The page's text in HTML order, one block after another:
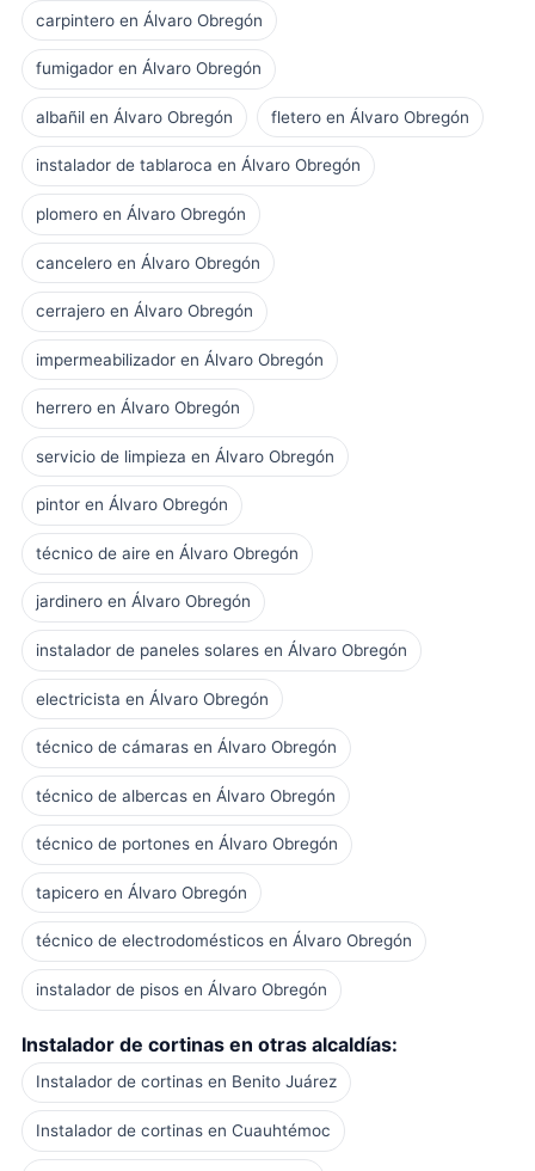
carpintero en Álvaro Obregón
fumigador en Álvaro Obregón
albañil en Álvaro Obregón fletero en Álvaro Obregón
instalador de tablaroca en Álvaro Obregón
plomero en Álvaro Obregón
cancelero en Álvaro Obregón
cerrajero en Álvaro Obregón
impermeabilizador en Álvaro Obregón
herrero en Álvaro Obregón
servicio de limpieza en Álvaro Obregón
pintor en Álvaro Obregón
técnico de aire en Álvaro Obregón
jardinero en Álvaro Obregón
instalador de paneles solares en Álvaro Obregón
electricista en Álvaro Obregón
técnico de cámaras en Álvaro Obregón
técnico de albercas en Álvaro Obregón
técnico de portones en Álvaro Obregón
tapicero en Álvaro Obregón
técnico de electrodomésticos en Álvaro Obregón
instalador de pisos en Álvaro Obregón
Instalador de cortinas en otras alcaldías:
Instalador de cortinas en Benito Juárez
Instalador de cortinas en Cuauhtémoc